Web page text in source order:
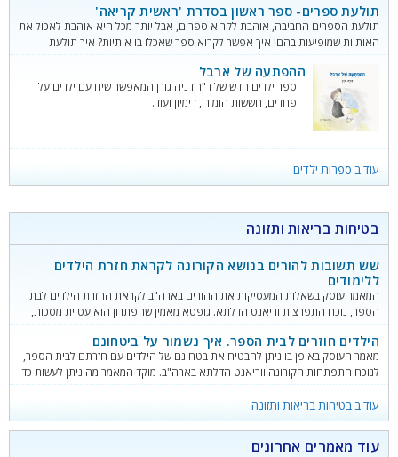
בטיחות בריאות ותזונה
שש תשובות להורים בנושא הקורונה לקראת חזרת הילדים
ללימודים
המאמר עוסק בשאלות המעסיקות את ההורים בארה"ב לקראת החזרת הילדים לבתי
הספר, נוכח התפרצות וריאנט הדלתא. גופטא מאמין שהפתרון הוא עטיית מסכות,
גם של המורים וגם של התלמידים.
הילדים חוזרים לבית הספר. איך נשמור על ביטחונם
מאמר העוסק באופן בו ניתן להבטיח את בטחונם של הילדים עם חזרתם לבית הספר,
לנוכח התפתחות הקורונה ווריאנט הדלתא בארה"ב. מוקד המאמר מה ניתן לעשות כדי
להפחית את גורם ההדבקה בקורונה בבית הספר.
עוד ב בטיחות בריאות ותזונה
תולעת ספרים- ספר ראשון בסדרת 'ראשית קריאה'
תולעת הספרים החביבה, אוהבת לקרוא ספרים, אבל יותר מכל היא אוהבת לאכול את
האותיות שמופיעות בהם! איך אפשר לקרוא ספר שאכלו בו אותיות? איך תולעת
הספרים תפתור את הבעיה? על כך תקראו בספר!
ההפתעה של ארבל
ספר ילדים חדש של ד"ר דניה גורן המאפשר שיח עם ילדים על
פחדים, חששות הומור , דימיון ועוד.
עוד ב ספרות ילדים
עוד מאמרים אחרונים